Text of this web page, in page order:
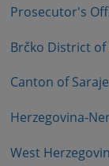
Prosecutor's
Brčko District of
Canton of
Herzegovina-
West